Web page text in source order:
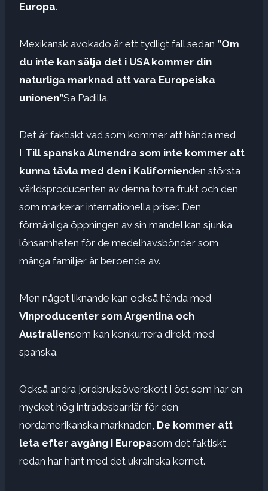
Europa.
Mexikansk avokado är ett tydligt fall sedan ”Om
du inte kan sälja det i USA kommer din
naturliga marknad att vara Europeiska
unionen”Sa Padilla.
Det är faktiskt vad som kommer att hända med
L Till spanska Almendra som inte kommer att
kunna tävla med den i Kalifornienden största
världsproducenten av denna torra frukt och den
som markerar internationella priser. Den
förmånliga öppningen av sin mandel kan sjunka
lönsamheten för de medelhavsbönder som
många familjer är beroende av.
Men något liknande kan också hända med
Vinproducenter som Argentina och
Australiensom kan konkurrera direkt med
spanska.
Också andra jordbruksöverskott i öst som har en
mycket hög inträdesbarriär för den
nordamerikanska marknaden, De kommer att
leta efter avgång i Europasom det faktiskt
redan har hänt med det ukrainska kornet.